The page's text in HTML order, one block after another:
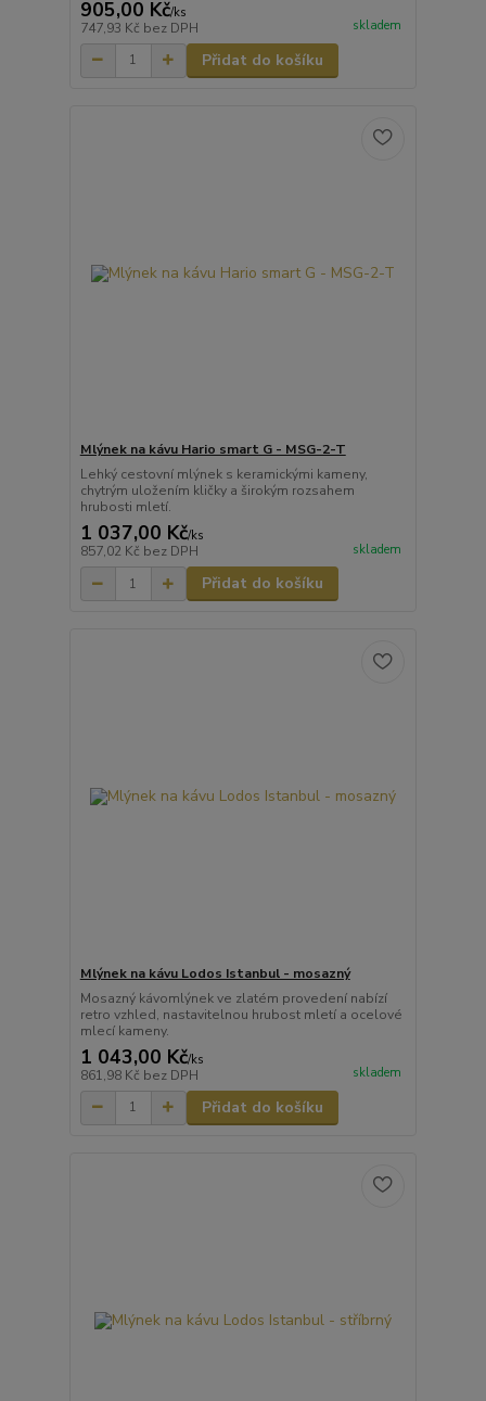
905,00 Kč/ks
747,93 Kč bez DPH skladem
Přidat do košíku
Mlýnek na kávu Hario smart G - MSG-2-T
Lehký cestovní mlýnek s keramickými kameny,
chytrým uložením kličky a širokým rozsahem
hrubosti mletí.
1 037,00 Kč/ks
857,02 Kč bez DPH skladem
Přidat do košíku
Mlýnek na kávu Lodos Istanbul - mosazný
Mosazný kávomlýnek ve zlatém provedení nabízí
retro vzhled, nastavitelnou hrubost mletí a ocelové
mlecí kameny.
1 043,00 Kč/ks
861,98 Kč bez DPH skladem
Přidat do košíku